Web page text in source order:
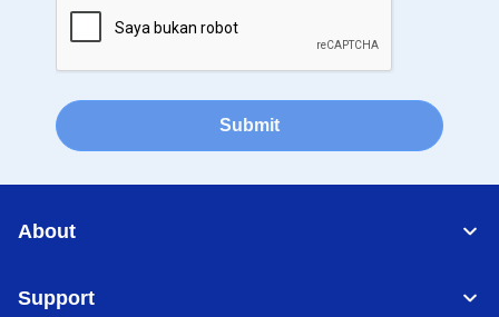
Submit
About
Support